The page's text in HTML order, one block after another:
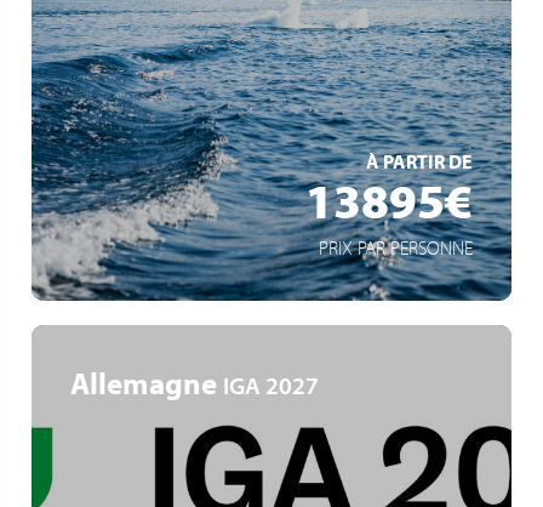
À PARTIR DE
13895€
PRIX PAR PERSONNE
Tierbeobachtungen in der Heimat von Rentieren,
Polarfüchsen, Walrossen und Eisbären
Norwegens Inside Passage: imposante Fjordwelten mit
Wikingerhistorie
EN SAVOIR +
Allemagne IGA 2027